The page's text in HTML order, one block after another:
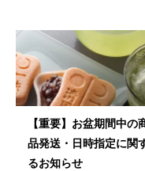
【重要】お盆期間中の
品発送・日時指定に関
るお知らせ